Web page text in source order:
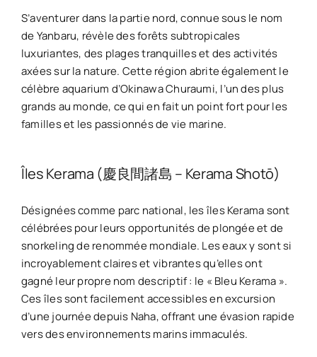
S’aventurer dans la partie nord, connue sous le nom
de Yanbaru, révèle des forêts subtropicales
luxuriantes, des plages tranquilles et des activités
axées sur la nature. Cette région abrite également le
célèbre aquarium d’Okinawa Churaumi, l’un des plus
grands au monde, ce qui en fait un point fort pour les
familles et les passionnés de vie marine.
Îles Kerama (慶良間諸島 – Kerama Shotō)
Désignées comme parc national, les îles Kerama sont
célébrées pour leurs opportunités de plongée et de
snorkeling de renommée mondiale. Les eaux y sont si
incroyablement claires et vibrantes qu’elles ont
gagné leur propre nom descriptif : le « Bleu Kerama ».
Ces îles sont facilement accessibles en excursion
d’une journée depuis Naha, offrant une évasion rapide
vers des environnements marins immaculés.